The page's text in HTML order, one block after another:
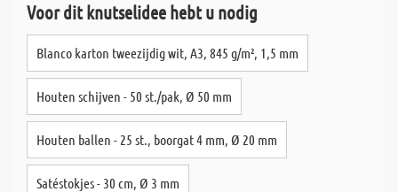
Voor dit knutselidee hebt u nodig
Blanco karton tweezijdig wit, A3, 845 g/m², 1,5 mm
Houten schijven - 50 st./pak, Ø 50 mm
Houten ballen - 25 st., boorgat 4 mm, Ø 20 mm
Satéstokjes - 30 cm, Ø 3 mm